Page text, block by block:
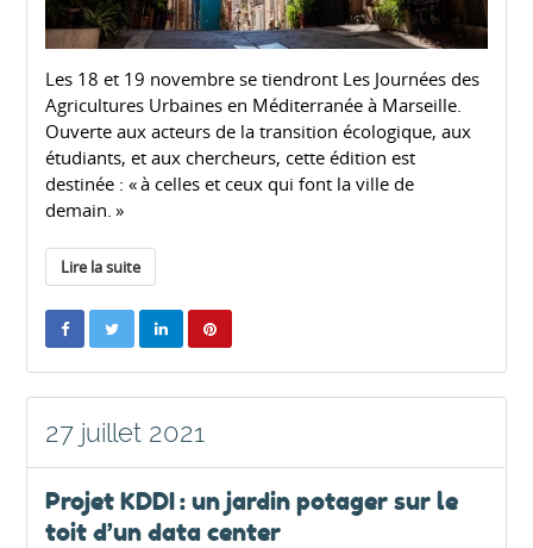
Les 18 et 19 novembre se tiendront Les Journées des
Agricultures Urbaines en Méditerranée à Marseille.
Ouverte aux acteurs de la transition écologique, aux
étudiants, et aux chercheurs, cette édition est
destinée : « à celles et ceux qui font la ville de
demain. »
Lire la suite
27 juillet 2021
Projet KDDI : un jardin potager sur le
toit d’un data center